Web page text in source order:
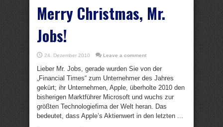
Merry Christmas, Mr.
Jobs!
24. Dezember 2010 Leave a comment
Lieber Mr. Jobs, gerade wurden Sie von der
„Financial Times“ zum Unternehmer des Jahres
gekürt; ihr Unternehmen, Apple, überholte 2010 den
bisherigen Marktführer Microsoft und wuchs zur
größten Technologiefima der Welt heran. Das
bedeutet, dass Apple’s Aktienwert in den letzten ...